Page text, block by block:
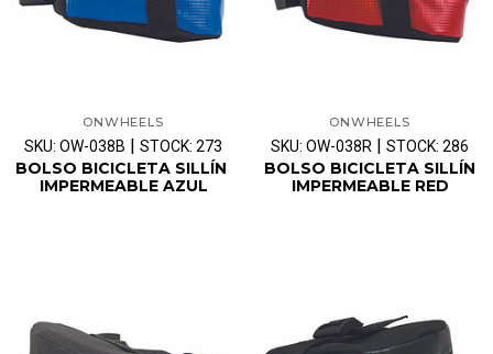
ONWHEELS
SKU: OW-038B | STOCK: 273
BOLSO BICICLETA SILLÍN
IMPERMEABLE AZUL
ONWHEELS
SKU: OW-038R | STOCK: 286
BOLSO BICICLETA SILLÍN
IMPERMEABLE RED